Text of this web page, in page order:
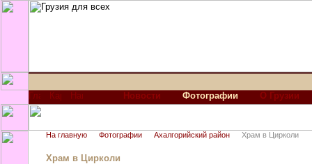
Новости Фотографии О Грузии
На главную Фотографии Ахалгорийский район Храм в Цирколи
Храм в Цирколи